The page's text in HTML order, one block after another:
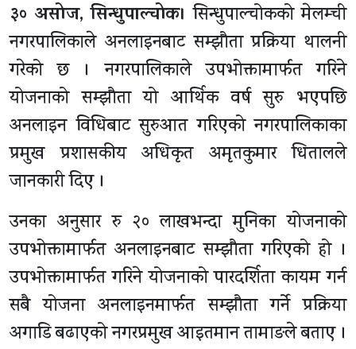
३० असोज, सिन्धुपाल्चोक। सिन्धुपाल्चोकको मेलम्ची
नगरपालिकाले अनलाइनबाट सम्झौता प्रक्रिया थालनी
गरेको छ । नगरपालिकाले उपभोक्तामार्फत गरिने
योजनाको सम्झौता यो आर्थिक वर्ष सुरु भएपछि
अनलाइन विधिबाट सुरुआत गरिएको नगरपालिकाका
प्रमुख प्रशासकीय अधिकृत अमृतकुमार धितालले
जानकारी दिए ।
उनका अनुसार रु २० लाखभन्दा मुनिका योजनाको
उपभोक्तामार्फत अनलाइनबाट सम्झौता गरिएको हो ।
उपभोक्तामार्फत गरिने योजनाको पारदर्शिता कायम गर्न
सबै योजना अनलाइनमार्फत सम्झौता गर्ने प्रक्रिया
अगाडि बढाएको नगरप्रमुख आइतमान तामाङले बताए ।